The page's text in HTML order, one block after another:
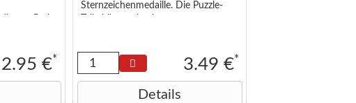
2.95 €*
Sternzeichenmedaille. Die Puzzle-
ergibt sich das fertige Gesamtbild
erst am letzten Tag ;-) Zusätzlich
enthalten ist ein gedrucktes
Kärtchen mit den typischen
3.49 €*
Details